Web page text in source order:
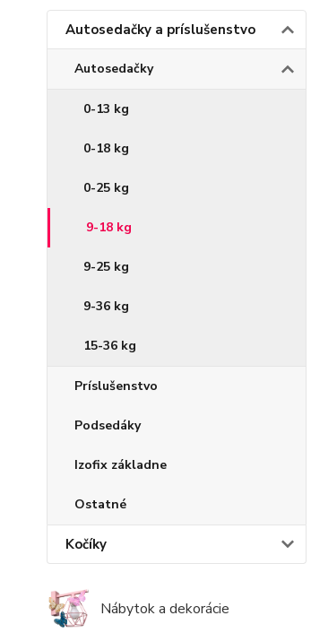
Autosedačky a príslušenstvo
Autosedačky
0-13 kg
0-18 kg
0-25 kg
9-18 kg
9-25 kg
9-36 kg
15-36 kg
Príslušenstvo
Podsedáky
Izofix základne
Ostatné
Kočíky
Nábytok a dekorácie